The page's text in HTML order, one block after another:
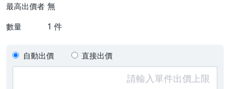
最高出價者 無
數量 1 件
自動出價 直接出價